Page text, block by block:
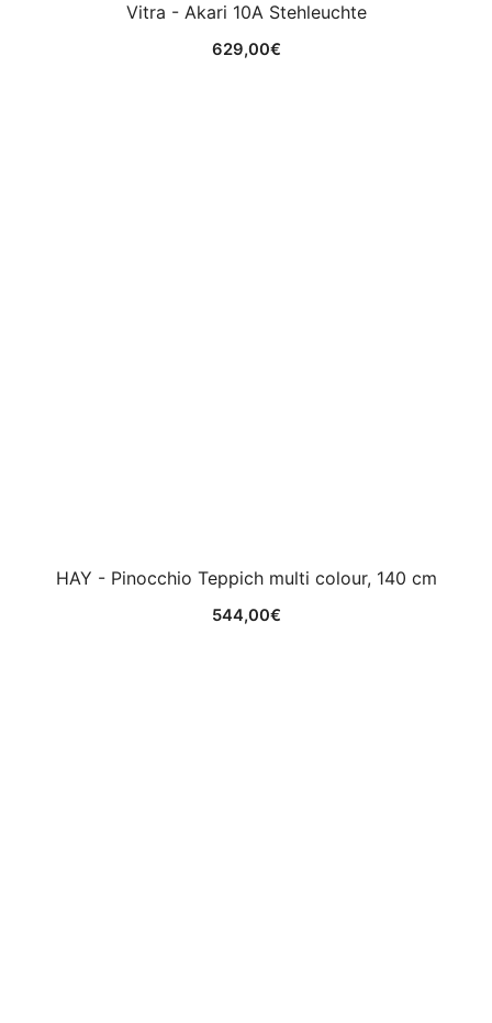
Vitra - Akari 10A Stehleuchte
629,00€
HAY - Pinocchio Teppich multi colour, 140 cm
544,00€